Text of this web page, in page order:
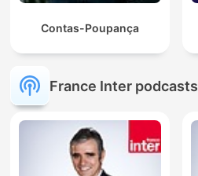
Contas-Poupança
France Inter podcasts